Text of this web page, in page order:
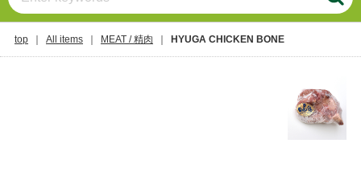
top All items MEAT / 精肉 HYUGA CHICKEN BONE